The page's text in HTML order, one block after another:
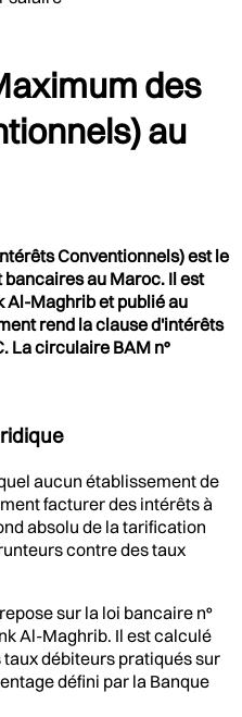
des
au
Conventionnels) est le
au Maroc. Il est
Al-Maghrib et publié au
rend la clause d'intérêts
La circulaire BAM n°
aucun établissement de
facturer des intérêts à
absolu de la tarification
contre des taux
sur la loi bancaire n°
Al-Maghrib. Il est calculé
débiteurs pratiqués sur
défini par la Banque